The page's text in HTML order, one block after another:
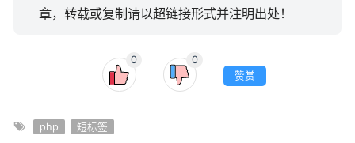
章，转载或复制请以超链接形式并注明出处！
0
0
赞赏
php 短标签